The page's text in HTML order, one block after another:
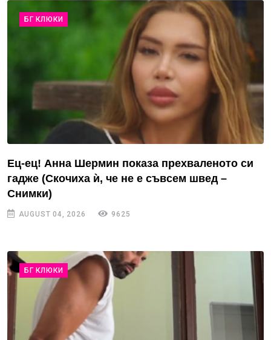
БГ КЛЮКИ
Ец-ец! Анна Шермин показа прехваленото си
гадже (Скочиха ѝ, че не е съвсем швед –
Снимки)
AUGUST 04, 2026 9625
БГ КЛЮКИ